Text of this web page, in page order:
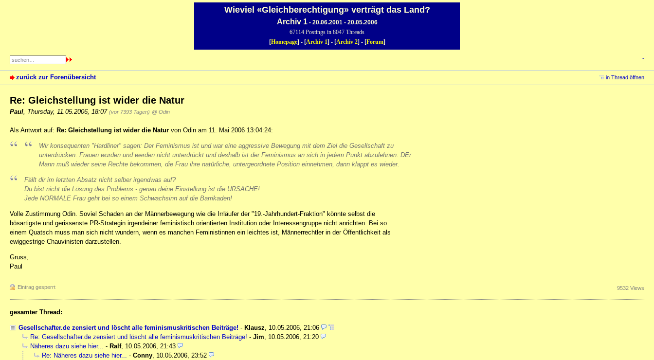
Wieviel «Gleichberechtigung» verträgt das Land?
Archiv 1- 20.06.2001 - 20.05.2006
67114 Postings in 8047 Threads
[Homepage] - [Archiv 1] - [Archiv 2] - [Forum]
-
zurück zur Forenübersicht in Thread öffnen
Re: Gleichstellung ist wider die Natur
Paul Thursday, 11.05.2006, 18:07 (vor 7393 Tagen) @ Odin
Als Antwort auf: Re: Gleichstellung ist wider die Natur von Odin am 11. Mai 2006 13:04:24:
Wir konsequenten "Hardliner" sagen: Der Feminismus ist und war eine aggressive Bewegung mit dem Ziel die Gesellschaft zu
unterdrücken. Frauen wurden und werden nicht unterdrückt und deshalb ist der Feminismus an sich in jedem Punkt abzulehnen. DEr
Mann muß wieder seine Rechte bekommen, die Frau ihre natürliche, untergeordnete Position einnehmen, dann klappt es wieder.
Fällt dir im letzten Absatz nicht selber irgendwas auf?
Du bist nicht die Lösung des Problems - genau deine Einstellung ist die URSACHE!
Jede NORMALE Frau geht bei so einem Schwachsinn auf die Barrikaden!
Volle Zustimmung Odin. Soviel Schaden an der Männerbewegung wie die Irrläufer der "19.-Jahrhundert-Fraktion" könnte selbst die
bösartigste und gerissenste PR-Strategin irgendeiner feministisch orientierten Institution oder Interessengruppe nicht anrichten. Bei so
einem Quatsch muss man sich nicht wundern, wenn es manchen Feministinnen ein leichtes ist, Männerrechtler in der Öffentlichkeit als
ewiggestrige Chauvinisten darzustellen.
Gruss,
Paul
Eintrag gesperrt 9532 Views
gesamter Thread:
Gesellschafter.de zensiert und löscht alle feminismuskritischen Beiträge! - Klausz, 10.05.2006, 21:06
Re: Gesellschafter.de zensiert und löscht alle feminismuskritischen Beiträge! - Jim, 10.05.2006, 21:20
Näheres dazu siehe hier... - Ralf, 10.05.2006, 21:43
Re: Näheres dazu siehe hier... - Conny, 10.05.2006, 23:52